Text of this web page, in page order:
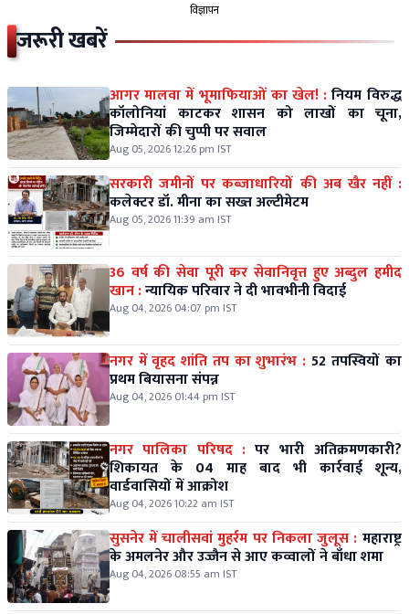
विज्ञापन
जरूरी खबरें
आगर मालवा में भूमाफियाओं का खेल! :नियम विरुद्ध
कॉलोनियां काटकर शासन को लाखों का चूना,
जिम्मेदारों की चुप्पी पर सवाल
Aug 05, 2026 12:26 pm IST
सरकारी जमीनों पर कब्जाधारियों की अब खैर नहीं :
कलेक्टर डॉ. मीना का सख्त अल्टीमेटम
Aug 05, 2026 11:39 am IST
36 वर्ष की सेवा पूरी कर सेवानिवृत्त हुए अब्दुल हमीद
खान :न्यायिक परिवार ने दी भावभीनी विदाई
Aug 04, 2026 04:07 pm IST
नगर में वृहद शांति तप का शुभारंभ : 52 तपस्वियों का
प्रथम बियासना संपन्न
Aug 04, 2026 01:44 pm IST
नगर पालिका परिषद : पर भारी अतिक्रमणकारी?
शिकायत के 04 माह बाद भी कार्रवाई शून्य,
वार्डवासियों में आक्रोश
Aug 04, 2026 10:22 am IST
सुसनेर में चालीसवां मुहर्रम पर निकला जुलूस : महाराष्ट्र
के अमलनेर और उज्जैन से आए कव्वालों ने बाँधा शमा
Aug 04, 2026 08:55 am IST